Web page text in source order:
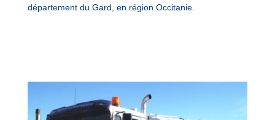
département du Gard, en région Occitanie.